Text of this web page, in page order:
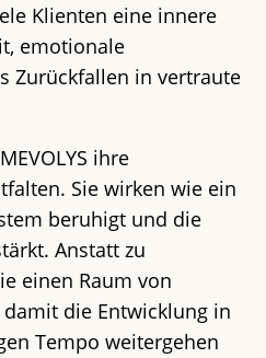
Klienten eine innere
emotionale
Zurückfallen in vertraute
ihre
Sie wirken wie ein
beruhigt und die
Anstatt zu
einen Raum von
die Entwicklung in
Tempo weitergehen